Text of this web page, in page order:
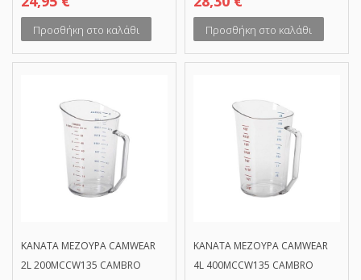
Προσθήκη στο καλάθι Προσθήκη στο καλάθι
ΚΑΝΑΤΑ ΜΕΖΟΥΡΑ CAMWEAR
2L 200MCCW135 CAMBRO
ΚΑΝΑΤΑ ΜΕΖΟΥΡΑ CAMWEAR
4L 400MCCW135 CAMBRO